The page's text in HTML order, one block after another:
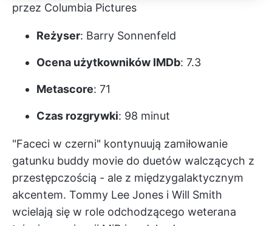
przez Columbia Pictures
Reżyser: Barry Sonnenfeld
Ocena użytkowników IMDb: 7.3
Metascore: 71
Czas rozgrywki: 98 minut
"Faceci w czerni" kontynuują zamiłowanie
gatunku buddy movie do duetów walczących z
przestępczością - ale z międzygalaktycznym
akcentem. Tommy Lee Jones i Will Smith
wcielają się w role odchodzącego weterana